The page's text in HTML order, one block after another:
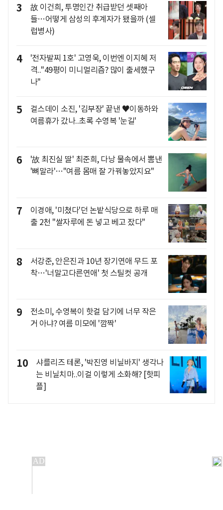
3
故 이건희, 투명인간 취급받던 셋째아
들…어떻게 삼성의 후계자가 됐을까 (셀
럽병사)
4
'전자발찌 1호' 고영욱, 이번엔 이지혜 저
격.."49평이 미니멀리즘? 많이 출세했구
나"
5
걸스데이 소진, '김부장' 끝낸 ♥이동하와
여름휴가 갔나..초록 수영복 '눈길'
6
'故 최진실 딸' 최준희, 다낭 물속에서 뽐낸
'뼈말라'…"여름 몸매 잘 가꿔놓았지요"
7
이경애, '미쳤다'던 논밭식당으로 하루 매
출 2천 "쌀자루에 돈 넣고 베고 잤다"
8
서강준, 안은진과 10년 장기연애 무드 포
착…'너말고다른연애' 첫 스틸컷 공개
9
전소미, 수영복이 핫걸 담기에 너무 작은
거 아냐? 여름 미모에 '깜짝'
10
샤를리즈 테론, '박진영 비닐바지' 생각나
는 비닐치마..이걸 이렇게 소화해? [핫피
플]